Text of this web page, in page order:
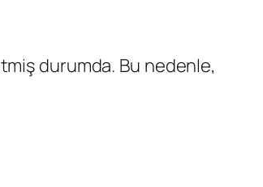
durumda. Bu nedenle,